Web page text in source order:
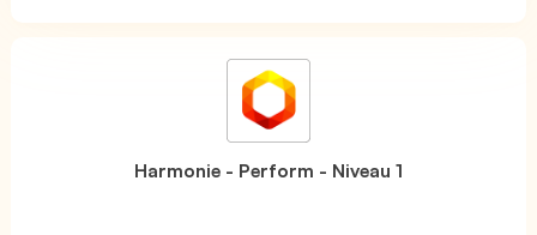
Harmonie - Perform - Niveau 1